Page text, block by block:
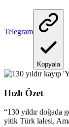
Telegram
Kopyala
Hızlı Özet
“130 yıldır doğada
yitik Türk lalesi,